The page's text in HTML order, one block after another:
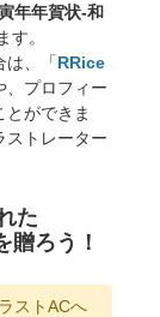
年年賀状-和
す。
は、「RRice
、プロフィー
とができま
ストレーター
た
贈ろう！
ストACへ